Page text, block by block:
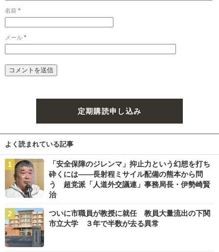
名前 *
メール *
定期購読申し込み
よく読まれている記事
「安全保障のジレンマ」抑止力という幻想を打ち
砕くには――長射程ミサイル配備の熊本から問
う 超党派「人道外交議連」事務局長・伊勢崎賢
治
ついに市職員が教授に就任 教員大量流出の下関
市立大学 ３年で半数が去る異常